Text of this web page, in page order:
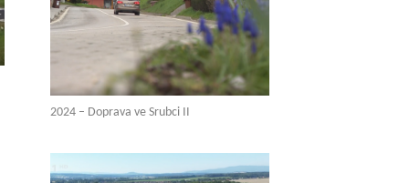
2024 – Doprava ve Srubci II